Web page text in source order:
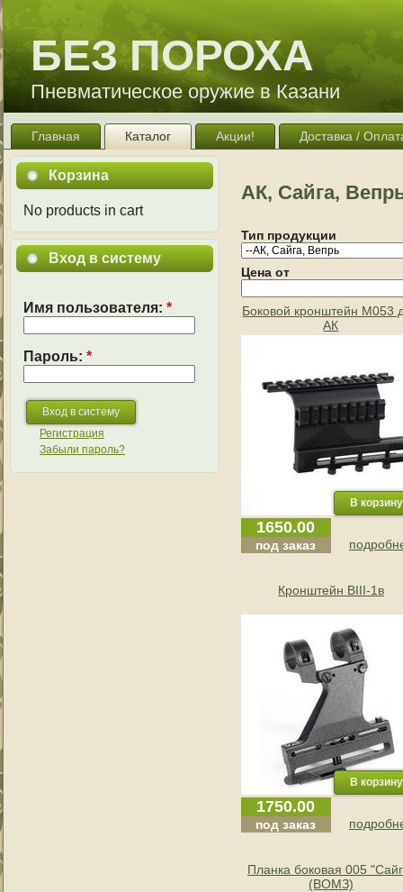
БЕЗ ПОРОХА
Пневматическое оружие в Казани
Главная Каталог Акции! Доставка /
Корзина
No products in cart
Вход в систему
Имя пользователя: *
Пароль: *
Регистрация
Забыли пароль?
АК, Сайга,
Тип продукции
Цена от
Боковой кронштейн М053
АК
1650.00
под заказ
Кронштейн BIII-1в
1750.00
под заказ
Планка боковая 005
(ВОМЗ)